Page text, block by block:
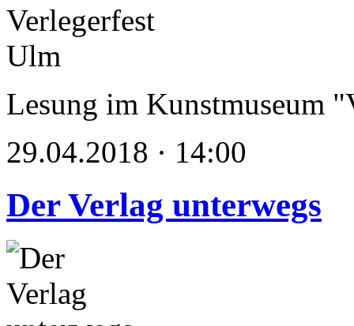
Lesung im Kunstmuseum
29.04.2018 · 14:00
Der Verlag unterwegs